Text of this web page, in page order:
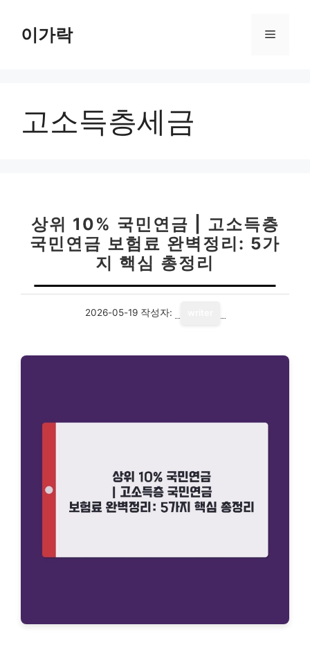
이가락 메
고소득층세금
상위 10% 국민연금 | 고소득층
국민연금 보험료 완벽정리: 5가
지 핵심 총정리
2026-05-19 작성자: